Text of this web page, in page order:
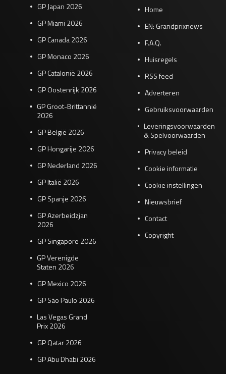
GP Japan 2026
GP Miami 2026
GP Canada 2026
GP Monaco 2026
GP Catalonië 2026
GP Oostenrijk 2026
GP Groot-Brittannië
2026
GP België 2026
GP Hongarije 2026
GP Nederland 2026
GP Italië 2026
GP Spanje 2026
GP Azerbeidzjan
2026
GP Singapore 2026
GP Verenigde
Staten 2026
GP Mexico 2026
GP São Paulo 2026
Las Vegas Grand
Prix 2026
GP Qatar 2026
GP Abu Dhabi 2026
Home
EN: Grandprixnews
F.A.Q.
Huisregels
RSS feed
Adverteren
Gebruiksvoorwaarden
Leveringsvoorwaarden
& Spelvoorwaarden
Privacy beleid
Cookie informatie
Cookie instellingen
Nieuwsbrief
Contact
Copyright